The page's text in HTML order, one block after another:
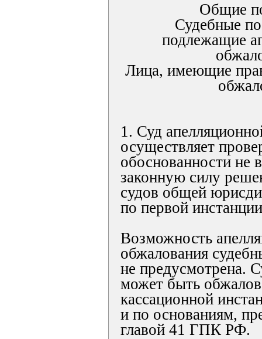
Общие
Судебные
подлежащие
Лица, имеющие
1. Суд
осуществляет
обоснованности не
законную силу
судов общей
по первой
Возможность
обжалования
не предусмотрена.
может быть
кассационной
и по основаниям,
главой 41 ГПК РФ.